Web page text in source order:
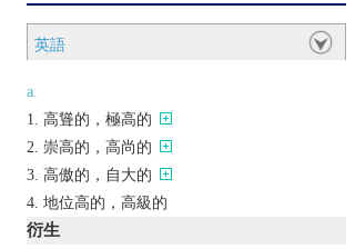
英語
a.
高聳的，極高的
崇高的，高尚的
高傲的，自大的
地位高的，高級的
衍生